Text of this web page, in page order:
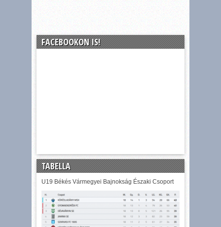
FACEBOOKON IS!
TABELLA
U19 Békés Vármegyei Bajnokság Északi Csoport